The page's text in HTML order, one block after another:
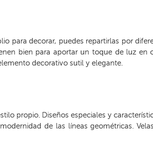
para decorar, puedes repartirlas por
bien para aportar un toque de luz en
decorativo sutil y elegante.
propio. Diseños especiales y
de las líneas geométricas.